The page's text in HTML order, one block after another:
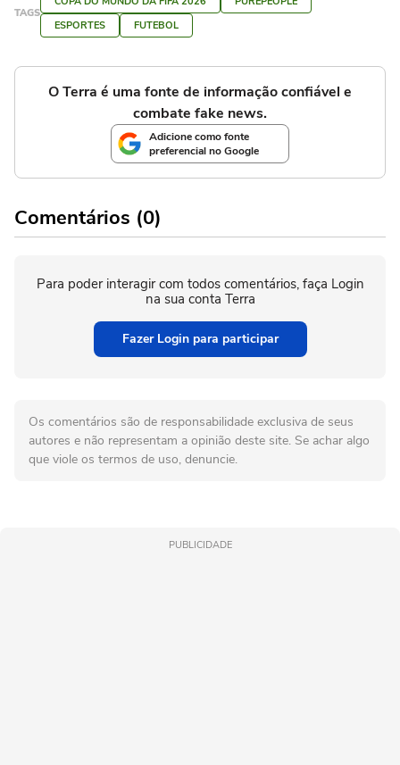
TAGS
ESPORTES
FUTEBOL
O Terra é uma fonte de informação confiável e
combate fake news.
Adicione como fonte
preferencial no Google
Comentários (0)
Para poder interagir com todos comentários, faça Login
na sua conta Terra
Fazer Login para participar
Os comentários são de responsabilidade exclusiva de seus
autores e não representam a opinião deste site. Se achar algo
que viole os termos de uso, denuncie.
PUBLICIDADE